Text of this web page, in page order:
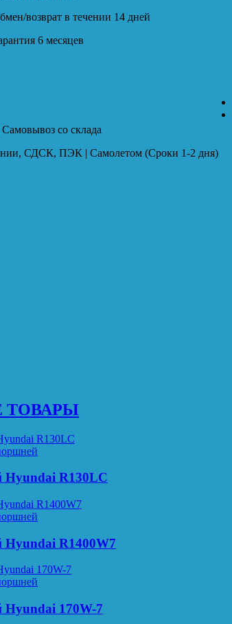
возврат в течении 14 дней
6 месяцев
со склада
СДСК, ПЭК | Самолетом (Сроки 1-2 дня)
ТОВАРЫ
R130LC
R1400W7
170W-7